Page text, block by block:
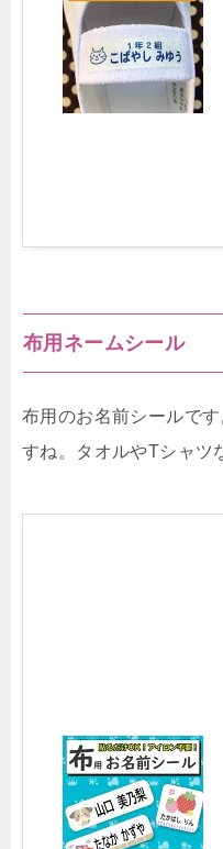
布用ネームシール
布用のお名前シールで
すね。タオルやTシャツ